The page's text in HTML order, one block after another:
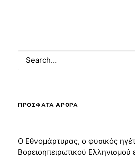
ΠΡΌΣΦΑΤΑ ΆΡΘΡΑ
Ο Εθνομάρτυρας, ο φυσικός
Βορειοηπειρωτικού Ελληνισμού